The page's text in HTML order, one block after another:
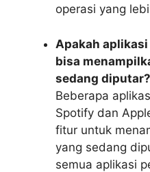
operasi yang
Apakah
bisa
sedang diputar?
Beberapa
Spotify dan
fitur untuk
yang sedang
semua aplikasi